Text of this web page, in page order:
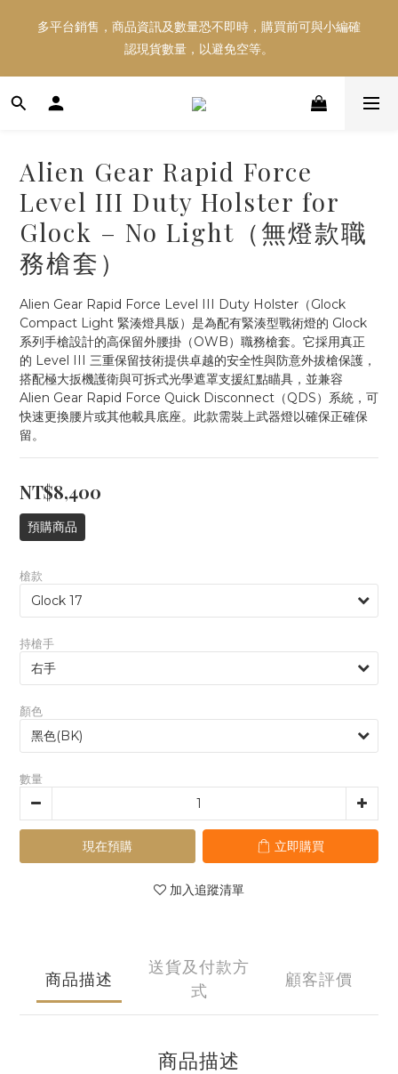
多平台銷售，商品資訊及數量恐不即時，購買前可與小編確
認現貨數量，以避免空等。
多平台銷售，商品資訊及數量恐不即時，購買前可與小編確
認現貨數量，以避免空等。
好東西跟好朋友分享～推薦好友一同享100元購物金！！！
多平台銷售，商品資訊及數量恐不即時，購買前可與小編確
認現貨數量，以避免空等。
Alien Gear Rapid Force
Level III Duty Holster for
Glock – No Light（無燈款職
務槍套）
Alien Gear Rapid Force Level III Duty Holster（Glock
Compact Light 緊湊燈具版）是為配有緊湊型戰術燈的 Glock
系列手槍設計的高保留外腰掛（OWB）職務槍套。它採用真正
的 Level III 三重保留技術提供卓越的安全性與防意外拔槍保護，
搭配極大扳機護衛與可拆式光學遮罩支援紅點瞄具，並兼容
Alien Gear Rapid Force Quick Disconnect（QDS）系統，可
快速更換腰片或其他載具底座。此款需裝上武器燈以確保正確保
留。
NT$8,400
預購商品
槍款
持槍手
顏色
數量
現在預購 立即購買
加入追蹤清單
商品描述
送貨及付款方
式
顧客評價
商品描述